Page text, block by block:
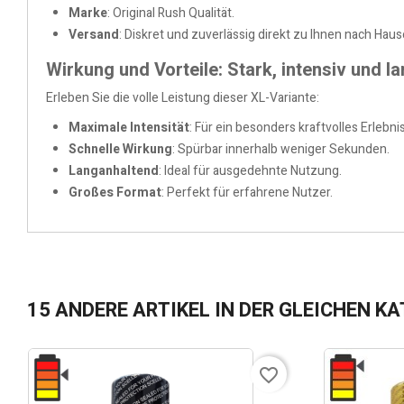
Marke: Original Rush Qualität.
Versand: Diskret und zuverlässig direkt zu Ihnen nach
Wirkung und Vorteile: Stark, intensiv und
Erleben Sie die volle Leistung dieser XL-Variante:
Maximale Intensität: Für ein besonders kraftvolles
Schnelle Wirkung: Spürbar innerhalb weniger Sekunden.
Langanhaltend: Ideal für ausgedehnte Nutzung.
Großes Format: Perfekt für erfahrene Nutzer.
15 ANDERE ARTIKEL IN DER GLEICHEN
favorite_border